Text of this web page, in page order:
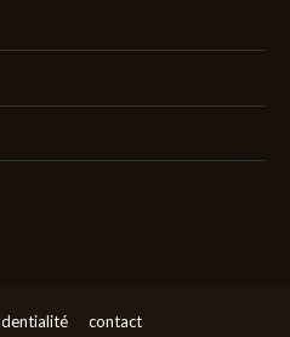
contact